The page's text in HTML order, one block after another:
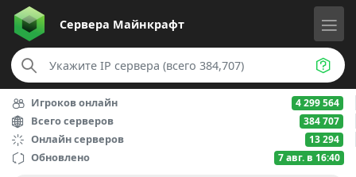
Сервера Майнкрафт
Игроков онлайн 4 299 564
Всего серверов 384 707
Онлайн серверов 13 294
Обновлено 7 авг. в 16:40